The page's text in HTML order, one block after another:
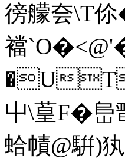
徬艨夽\T伱
襠
�U
屮\葟F�峊
蛤幘 @騈